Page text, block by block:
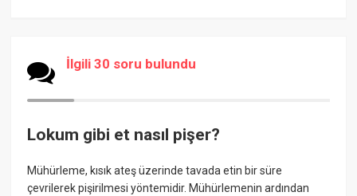
İlgili 30 soru bulundu
Lokum gibi et nasıl pişer?
Mühürleme, kısık ateş üzerinde tavada etin bir süre
çevrilerek pişirilmesi yöntemidir. Mühürlemenin ardından